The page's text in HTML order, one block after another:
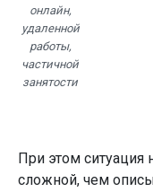
онлайн,
удаленной
работы,
частичной
занятости
При этом ситуация
сложной, чем